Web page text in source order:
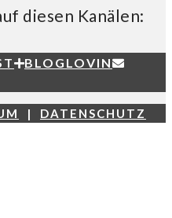
diesen Kanälen:
BLOGLOVIN
| DATENSCHUTZ